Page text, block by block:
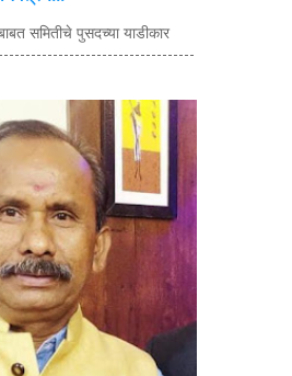
समितीचे पुसदच्या याडीकार
--------------------------------------